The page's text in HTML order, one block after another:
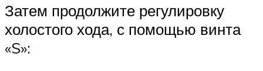
Затем продолжите регулировку
холостого хода, с помощью винта
«S»: